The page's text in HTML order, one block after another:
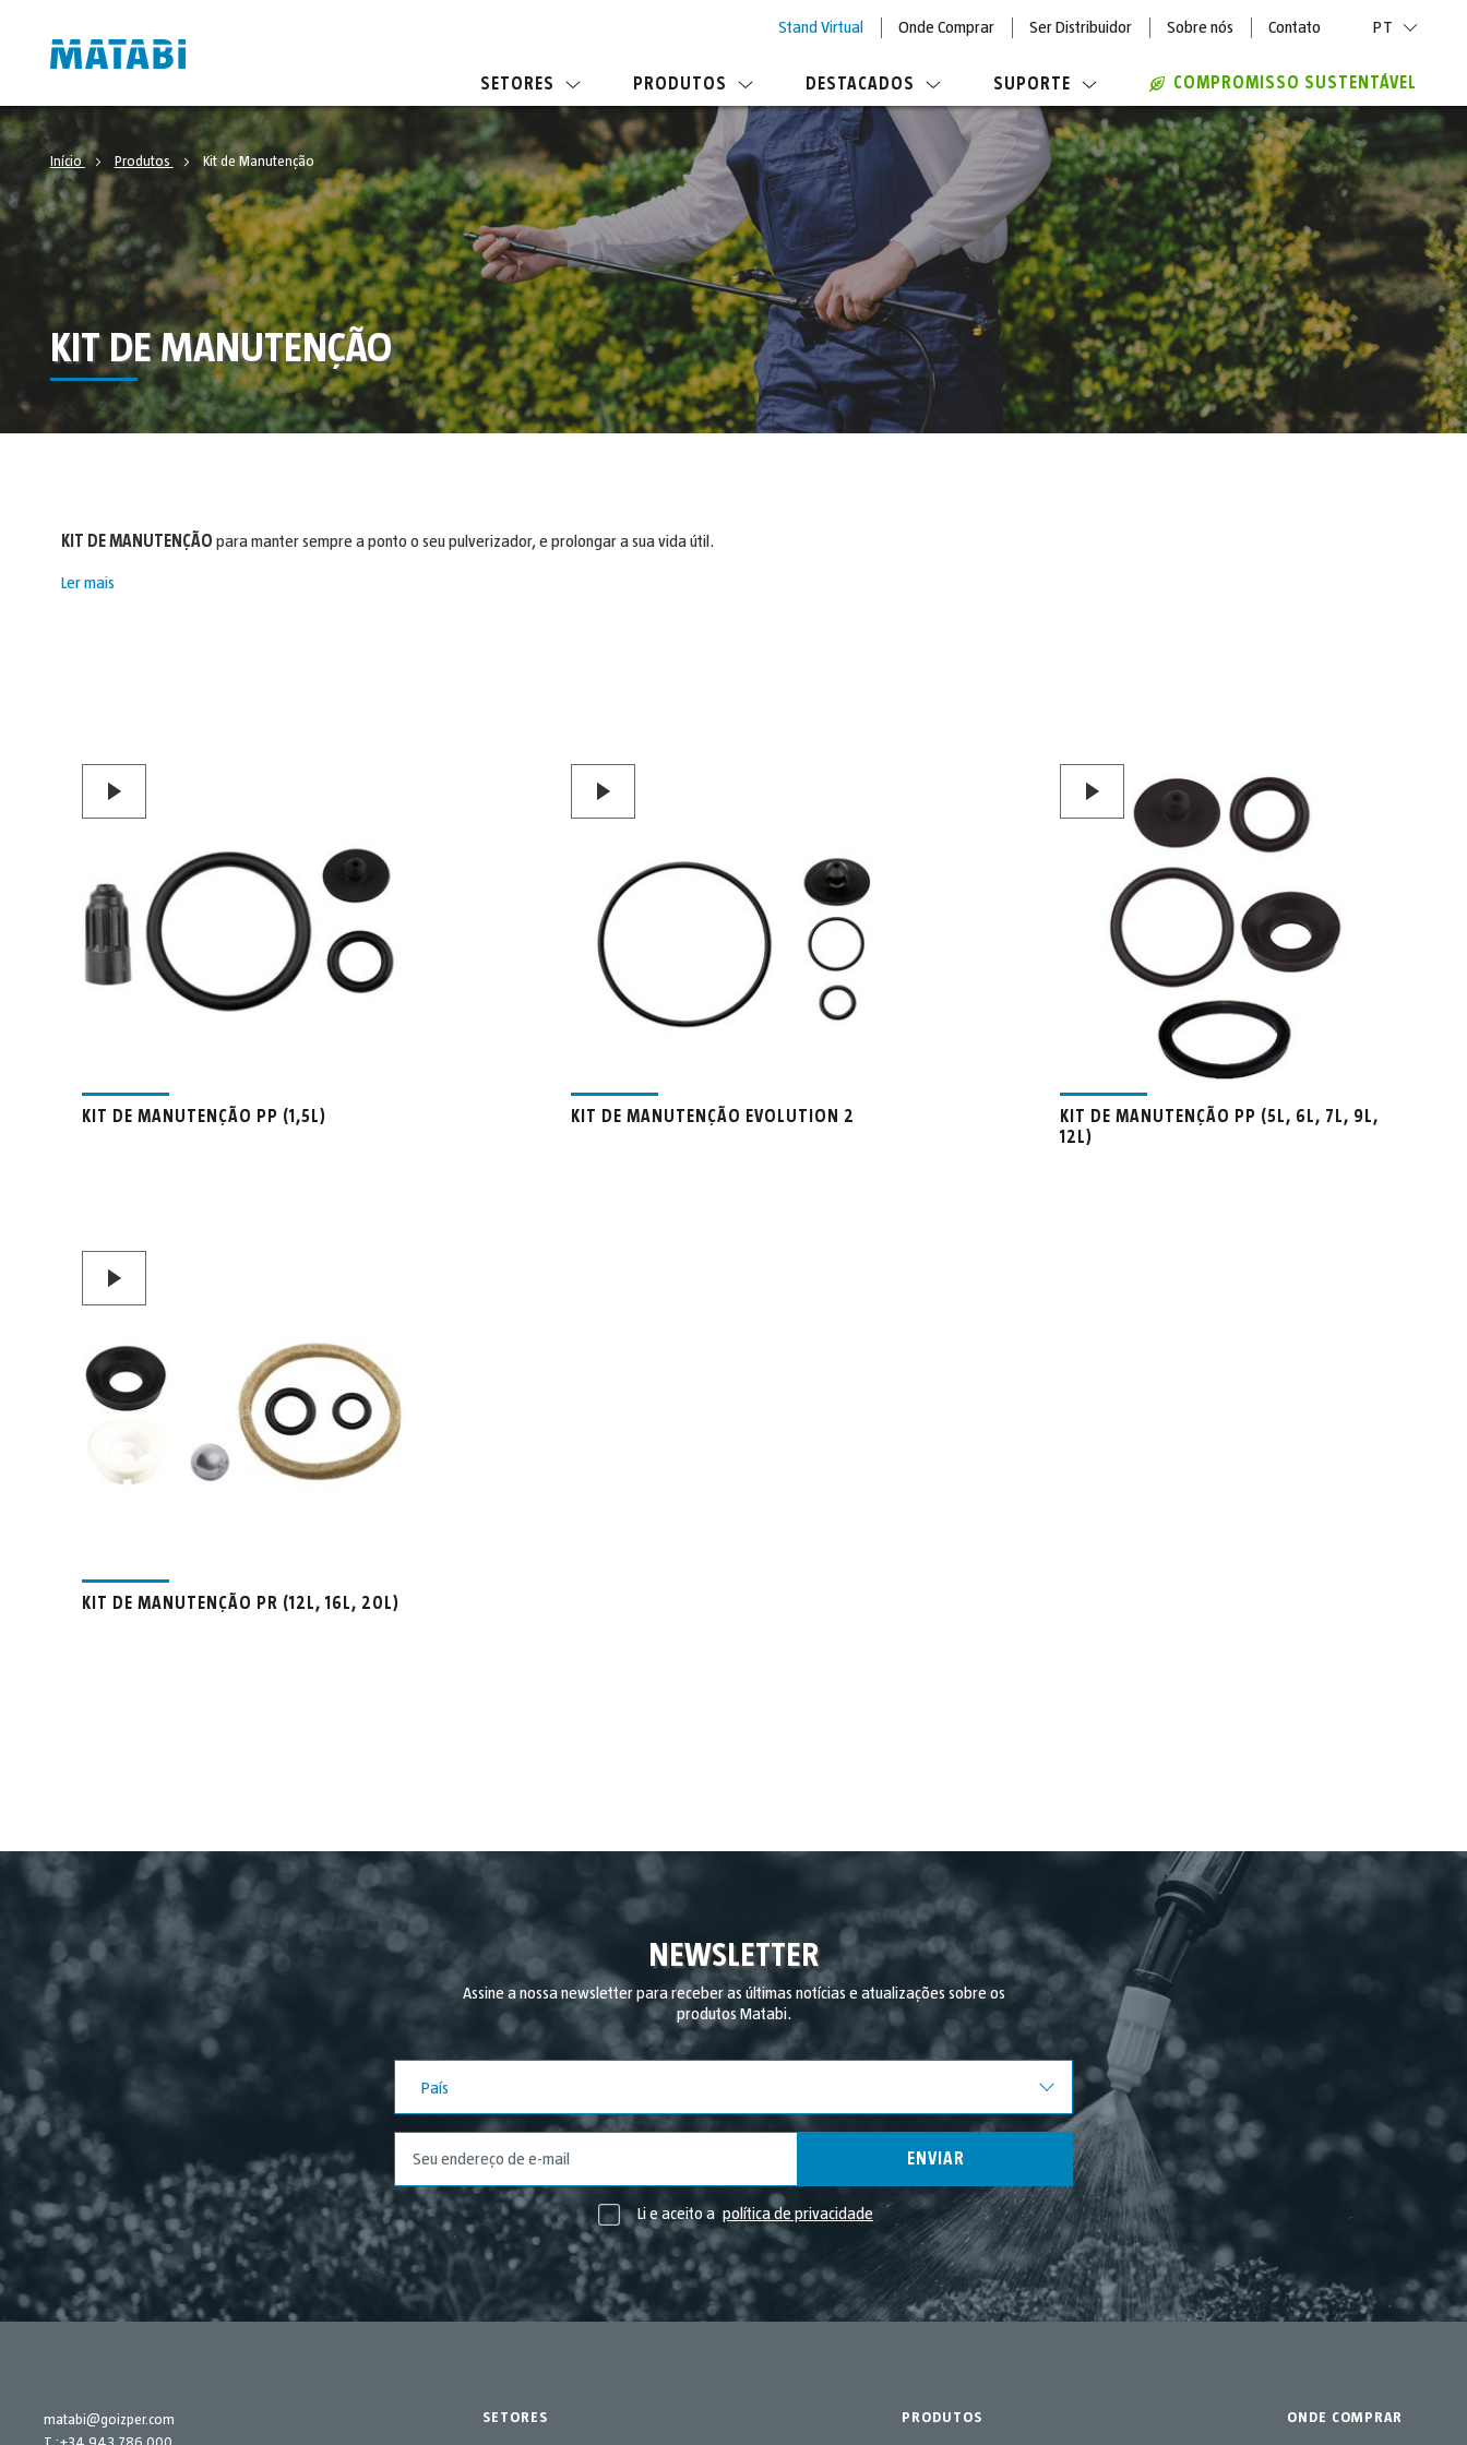
Stand Virtual Onde Comprar Ser Distribuidor Sobre nós Contato PT
SETORES PRODUTOS DESTACADOS SUPORTE COMPROMISSO SUSTENTÁVEL
Início Produtos Kit de Manutenção
KIT DE MANUTENÇÃO
KIT DE MANUTENÇÃO para manter sempre a ponto o seu pulverizador, e prolongar a sua vida útil.
Ler mais
KIT DE MANUTENÇÃO PP (1,5L) KIT DE MANUTENÇÃO EVOLUTION 2
KIT DE MANUTENÇÃO PP (5L, 6L, 7L, 9L,
12L)
KIT DE MANUTENÇÃO PR (12L, 16L, 20L)
NEWSLETTER
Assine a nossa newsletter para receber as últimas notícias e atualizações sobre os
produtos Matabi.
País
ENVIAR
Li e aceito a política de privacidade
matabi@goizper.com
SETORES PRODUTOS ONDE COMPRAR